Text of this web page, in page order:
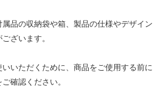
属品の収納袋や箱、製品の仕様やデザイン
ざいます。
いただくために、商品をご使用する前に
確認ください。